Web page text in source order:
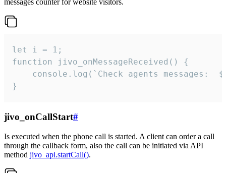
let i = 1;
function jivo_onMessageReceived() {
}
jivo_onCallStart#
Is executed when the phone call is started. A client can order a call
through the callback form, also the call can be initiated via API
method jivo_api.startCall().